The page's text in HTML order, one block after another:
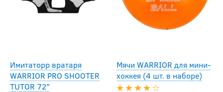
Имитаторр вратаря
WARRIOR PRO SHOOTER
TUTOR 72"
Мячи WARRIOR для мини-
хоккея (4 шт. в наборе)